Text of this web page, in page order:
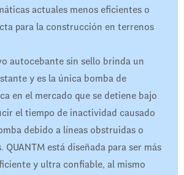
actuales menos eficientes o
para la construcción en terrenos
autocebante sin sello brinda un
y es la única bomba de
en el mercado que se detiene bajo
el tiempo de inactividad causado
debido a líneas obstruidas o
QUANTM está diseñada para ser más
y ultra confiable, al mismo